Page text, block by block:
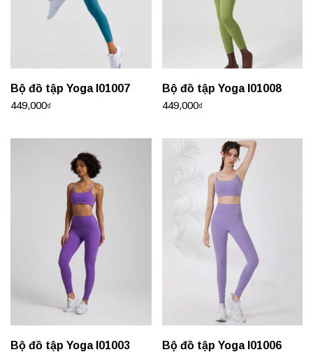
Bộ đồ tập Yoga I01007
449,000₫
Bộ đồ tập Yoga I01008
449,000₫
Bộ đồ tập Yoga I01003
Bộ đồ tập Yoga I01006